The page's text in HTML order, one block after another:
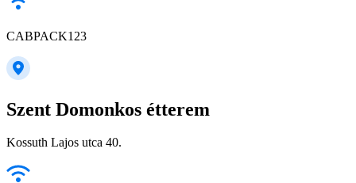
CABPACK123
Szent Domonkos étterem
Kossuth Lajos utca 40.